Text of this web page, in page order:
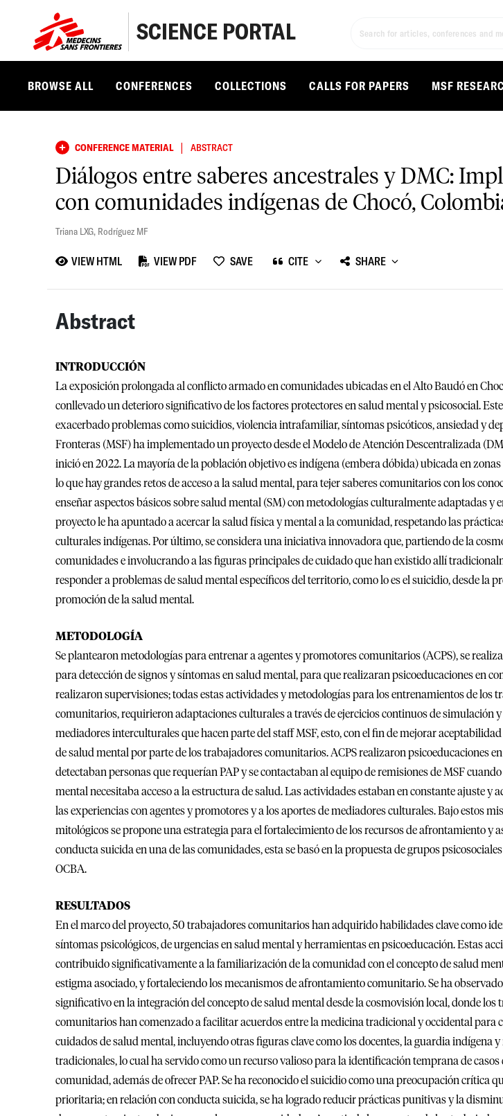
SCIENCE PORTAL
BROWSE ALL CONFERENCES COLLECTIONS CALLS FOR PAPERS MSF
CONFERENCE MATERIAL | ABSTRACT
Diálogos entre saberes ancestrales y DMC:
con comunidades indígenas de Chocó,
Triana LXG, Rodríguez MF
VIEW HTML VIEW PDF SAVE CITE SHARE
Abstract
INTRODUCCIÓN
La exposición prolongada al conflicto armado en comunidades ubicadas en el Alto Baudó en
conllevado un deterioro significativo de los factores protectores en salud mental y psicosocial.
exacerbado problemas como suicidios, violencia intrafamiliar, síntomas psicóticos, ansiedad y
Fronteras (MSF) ha implementado un proyecto desde el Modelo de Atención Descentralizada
inició en 2022. La mayoría de la población objetivo es indígena (embera dóbida) ubicada en
lo que hay grandes retos de acceso a la salud mental, para tejer saberes comunitarios con los
enseñar aspectos básicos sobre salud mental (SM) con metodologías culturalmente adaptadas y
proyecto le ha apuntado a acercar la salud física y mental a la comunidad, respetando las
culturales indígenas. Por último, se considera una iniciativa innovadora que, partiendo de la
comunidades e involucrando a las figuras principales de cuidado que han existido allí
responder a problemas de salud mental específicos del territorio, como lo es el suicidio, desde la
promoción de la salud mental.
METODOLOGÍA
Se plantearon metodologías para entrenar a agentes y promotores comunitarios (ACPS), se
para detección de signos y síntomas en salud mental, para que realizaran psicoeducaciones en
realizaron supervisiones; todas estas actividades y metodologías para los entrenamientos de los
comunitarios, requirieron adaptaciones culturales a través de ejercicios continuos de simulación y
mediadores interculturales que hacen parte del staff MSF, esto, con el fin de mejorar
de salud mental por parte de los trabajadores comunitarios. ACPS realizaron psicoeducaciones
detectaban personas que requerían PAP y se contactaban al equipo de remisiones de MSF
mental necesitaba acceso a la estructura de salud. Las actividades estaban en constante ajuste y
las experiencias con agentes y promotores y a los aportes de mediadores culturales. Bajo estos
mitológicos se propone una estrategia para el fortalecimiento de los recursos de afrontamiento y
conducta suicida en una de las comunidades, esta se basó en la propuesta de grupos
OCBA.
RESULTADOS
En el marco del proyecto, 50 trabajadores comunitarios han adquirido habilidades clave como
síntomas psicológicos, de urgencias en salud mental y herramientas en psicoeducación. Estas
contribuido significativamente a la familiarización de la comunidad con el concepto de salud
estigma asociado, y fortaleciendo los mecanismos de afrontamiento comunitario. Se ha
significativo en la integración del concepto de salud mental desde la cosmovisión local, donde los
comunitarios han comenzado a facilitar acuerdos entre la medicina tradicional y occidental para
cuidados de salud mental, incluyendo otras figuras clave como los docentes, la guardia indígena y
tradicionales, lo cual ha servido como un recurso valioso para la identificación temprana de casos
comunidad, además de ofrecer PAP. Se ha reconocido el suicidio como una preocupación crítica
prioritaria; en relación con conducta suicida, se ha logrado reducir prácticas punitivas y la